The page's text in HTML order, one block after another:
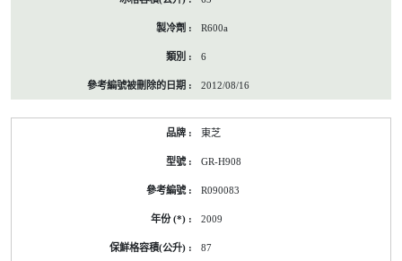
R600a
6
2012/08/16
東芝
GR-H908
R090083
2009
87